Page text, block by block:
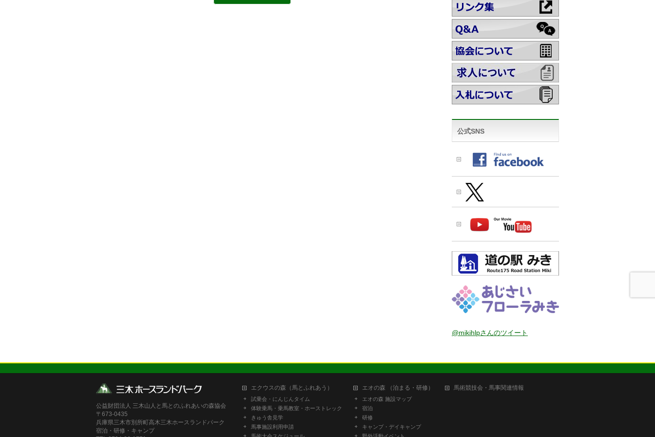
公式SNS
@mikihlpさんのツイート
公益財団法人 三木山人と馬とのふれあいの森協会
〒673-0435
兵庫県三木市別所町高木三木ホースランドパーク
宿泊・研修・キャンプ
エクウスの森（馬とふれあう）
試乗会・にんじんタイム
体験乗馬・乗馬教室・ホーストレック
きゅう舎見学
馬事施設利用申請
エオの森 （泊まる・研修）
エオの森 施設マップ
宿泊
研修
キャンプ・デイキャンプ
馬術競技会・馬事関連情報